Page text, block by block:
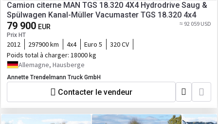
Camion citerne MAN TGS 18.320 4X4 Hydrodrive Saug &
Spülwagen Kanal-Müller Vacumaster TGS 18.320 4x4
79 900 EUR
Prix HT
≈ 92 059 USD
2012 297900 km 4x4 Euro 5
320 CV
Poids total à charger: 18000 kg
Allemagne, Hausberge
Annette Trendelmann Truck GmbH
Contacter le vendeur